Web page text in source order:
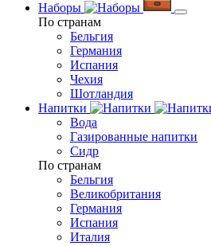
Наборы
По странам
Бельгия
Германия
Испания
Чехия
Шотландия
Напитки
Вода
Газированные напитки
Сидр
По странам
Бельгия
Великобритания
Германия
Испания
Италия